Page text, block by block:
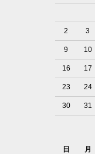
2 3
9 10
16 17
23 24
30 31
日
月